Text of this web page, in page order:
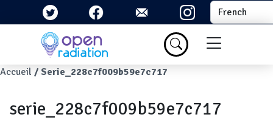
Aller au contenu principal Select your
Menu du
Fil d'Ariane
Accueil Serie_228c7f009b59e7c717
serie_228c7f009b59e7c717